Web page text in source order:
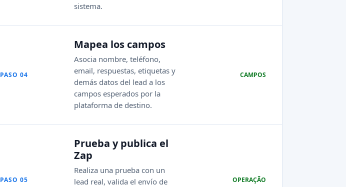
sistema.
PASO 04
Mapea los campos
Asocia nombre, teléfono,
email, respuestas, etiquetas y
demás datos del lead a los
campos esperados por la
plataforma de destino.
CAMPOS
PASO 05
Prueba y publica el
Zap
Realiza una prueba con un
lead real, valida el envío de
OPERAÇÃO